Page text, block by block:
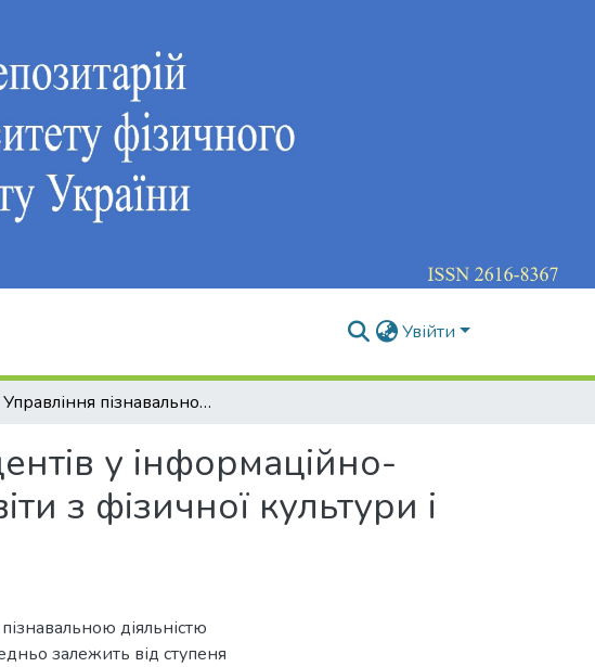
Увійти
Управління пізнавальною діяльністю студентів у інформаційно-освітньому середовищі закладу вищої освіти з фізичної культури і спорту
у інформаційно-
з фізичної культури і
діяльністю
залежить від ступеня